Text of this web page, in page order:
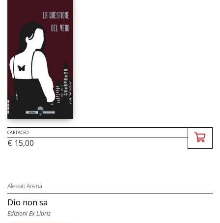
CARTACEO
€ 15,00
Alessio Arena
Dio non sa
Edizioni Ex Libris